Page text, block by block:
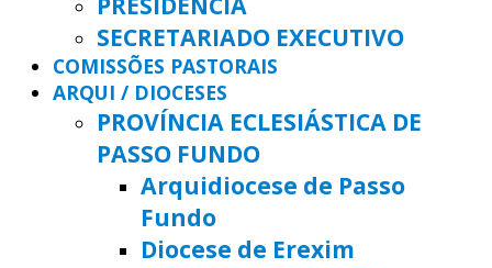
SECRETARIADO EXECUTIVO
COMISSÕES PASTORAIS
ARQUI / DIOCESES
PROVÍNCIA ECLESIÁSTICA DE
PASSO FUNDO
Arquidiocese de Passo
Fundo
Diocese de Erexim